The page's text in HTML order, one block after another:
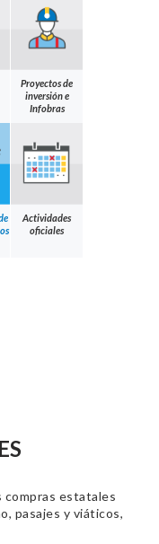
Proyectos de
inversión e
Infobras
Actividades
oficiales
compras estatales
pasajes y viáticos,